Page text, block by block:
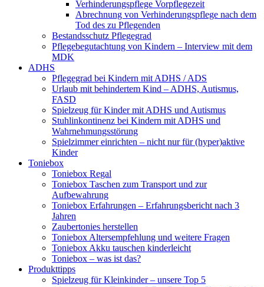
Verhinderungspflege Vorpflegezeit
Abrechnung von Verhinderungspflege nach dem
Tod des zu Pflegenden
Bestandsschutz Pflegegrad
Pflegebegutachtung von Kindern – Interview mit dem
MDK
ADHS
Pflegegrad bei Kindern mit ADHS / ADS
Urlaub mit behindertem Kind – ADHS, Autismus,
FASD
Spielzeug für Kinder mit ADHS und Autismus
Stuhlinkontinenz bei Kindern mit ADHS und
Wahrnehmungsstörung
Spielzimmer einrichten – nicht nur für (hyper)aktive
Kinder
Toniebox
Toniebox Regal
Toniebox Taschen zum Transport und zur
Aufbewahrung
Toniebox Erfahrungen – Erfahrungsbericht nach 3
Jahren
Zaubertonies herstellen
Toniebox Altersempfehlung und weitere Fragen
Toniebox Akku tauschen kinderleicht
Toniebox – was ist das?
Produkttipps
Spielzeug für Kleinkinder – unsere Top 5